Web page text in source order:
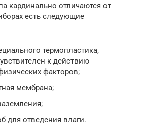
кардинально отличаются от
есть следующие
термопластика,
к действию
факторов;
мембрана;
для отведения влаги.